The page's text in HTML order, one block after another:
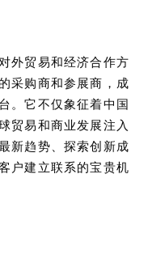
外贸易和经济合作方
采购商和参展商，成
。它不仅象征着中国
贸易和商业发展注入
新趋势、探索创新成
户建立联系的宝贵机